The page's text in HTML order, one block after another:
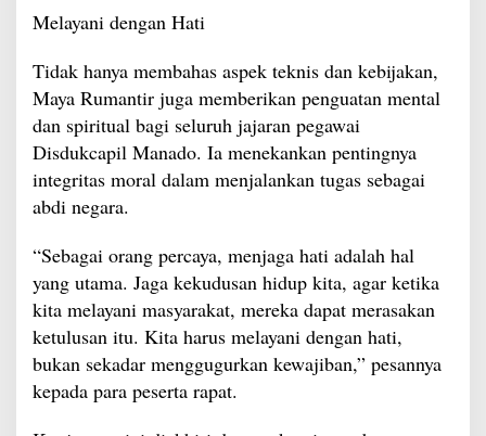
Melayani dengan Hati
Tidak hanya membahas aspek teknis dan kebijakan,
Maya Rumantir juga memberikan penguatan mental
dan spiritual bagi seluruh jajaran pegawai
Disdukcapil Manado. Ia menekankan pentingnya
integritas moral dalam menjalankan tugas sebagai
abdi negara.
“Sebagai orang percaya, menjaga hati adalah hal
yang utama. Jaga kekudusan hidup kita, agar ketika
kita melayani masyarakat, mereka dapat merasakan
ketulusan itu. Kita harus melayani dengan hati,
bukan sekadar menggugurkan kewajiban,” pesannya
kepada para peserta rapat.